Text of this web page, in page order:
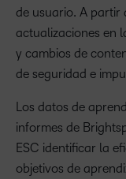
de usuario. A partir
actualizaciones en
y cambios de
de seguridad e
Los datos de
informes de
ESC identificar la
objetivos de